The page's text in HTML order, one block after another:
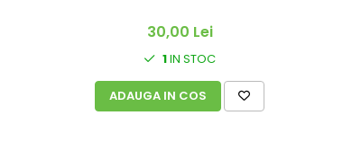
30,00 Lei
1IN STOC
ADAUGA IN COS